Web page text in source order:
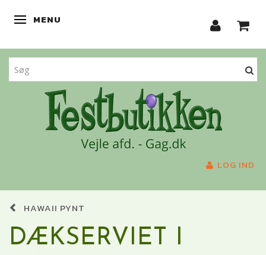
SKIFTE NAVIGATION
MENU
LOG IND
HAWAII PYNT
DÆKSERVIET I